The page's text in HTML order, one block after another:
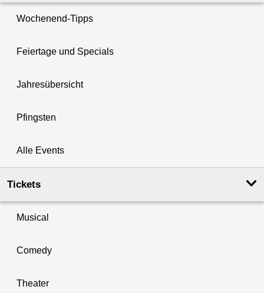
Wochenend-Tipps
Feiertage und Specials
Jahresübersicht
Pfingsten
Alle Events
Tickets
Musical
Comedy
Theater